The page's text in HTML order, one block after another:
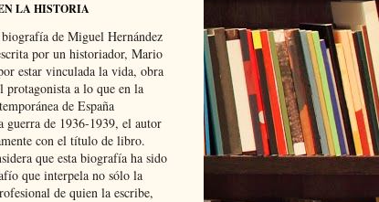
LA HISTORIA
biografía de Miguel Hernández
por un historiador, Mario
estar vinculada la vida, obra
protagonista a lo que en la
de España
guerra de 1936-1939, el autor
con el título de libro.
que esta biografía ha sido
que interpela no sólo la
de quien la escribe,